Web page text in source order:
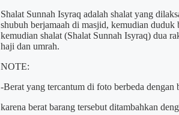
Shalat Sunnah Isyraq adalah shalat yang
shubuh berjamaah di masjid, kemudian
kemudian shalat (Shalat Sunnah Isyraq) dua
haji dan umrah.
NOTE:
-Berat yang tercantum di foto berbeda dengan
karena berat barang tersebut ditambahkan